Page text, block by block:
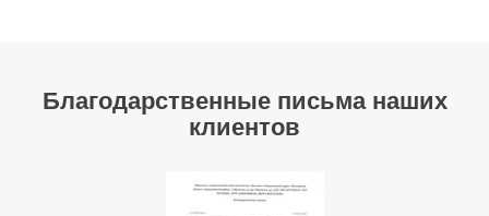
Благодарственные письма наших
клиентов